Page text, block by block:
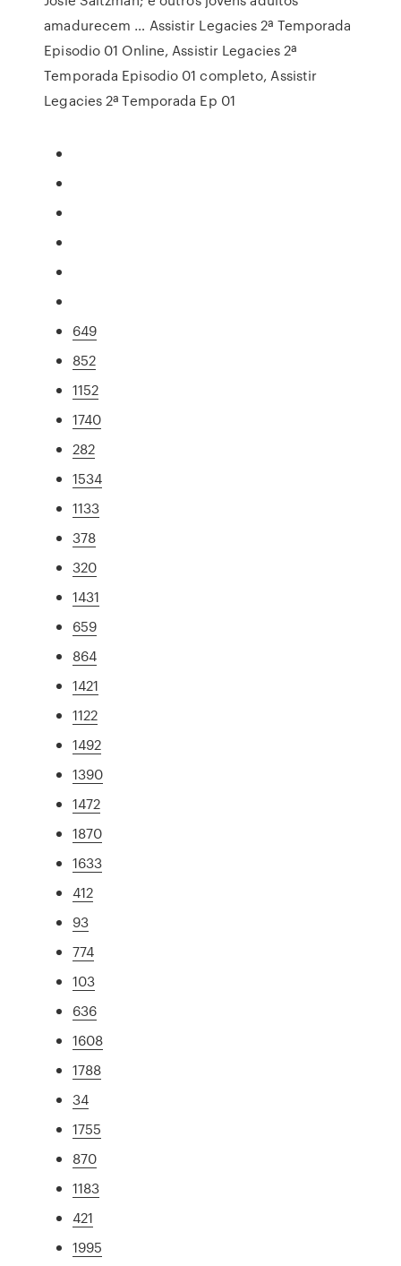
amadurecem … Assistir Legacies 2ª Temporada
Episodio 01 Online, Assistir Legacies 2ª
Temporada Episodio 01 completo, Assistir
Legacies 2ª Temporada Ep 01
649
852
1152
1740
282
1534
1133
378
320
1431
659
864
1421
1122
1492
1390
1472
1870
1633
412
93
774
103
636
1608
1788
34
1755
870
1183
421
1995